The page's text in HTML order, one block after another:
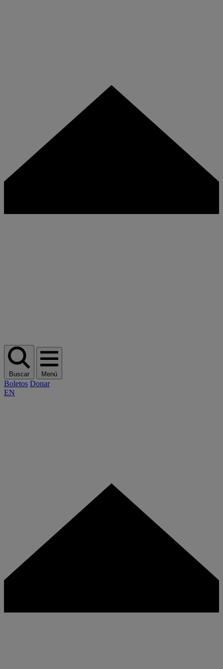
Buscar Menú
Boletos Donar
EN